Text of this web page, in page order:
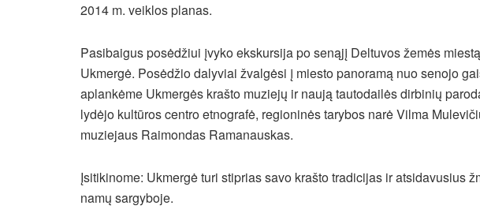
2014 m. veiklos planas.
Pasibaigus posėdžiui įvyko ekskursija po senąjį Deltuvos žemės
Ukmergė. Posėdžio dalyviai žvalgėsi į miesto panoramą nuo senojo
aplankėme Ukmergės krašto muziejų ir naują tautodailės dirbinių
lydėjo kultūros centro etnografė, regioninės tarybos narė Vilma
muziejaus Raimondas Ramanauskas.
Įsitikinome: Ukmergė turi stiprias savo krašto tradicijas ir atsidavusius
namų sargyboje.